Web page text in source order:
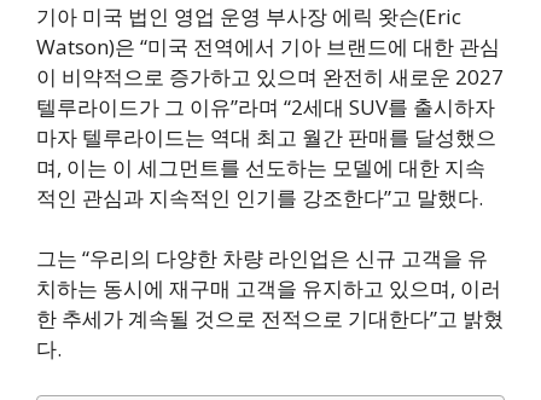
기아 미국 법인 영업 운영 부사장 에릭 왓슨(Eric
Watson)은 “미국 전역에서 기아 브랜드에 대한 관심
이 비약적으로 증가하고 있으며 완전히 새로운 2027
텔루라이드가 그 이유”라며 “2세대 SUV를 출시하자
마자 텔루라이드는 역대 최고 월간 판매를 달성했으
며, 이는 이 세그먼트를 선도하는 모델에 대한 지속
적인 관심과 지속적인 인기를 강조한다”고 말했다.
그는 “우리의 다양한 차량 라인업은 신규 고객을 유
치하는 동시에 재구매 고객을 유지하고 있으며, 이러
한 추세가 계속될 것으로 전적으로 기대한다”고 밝혔
다.